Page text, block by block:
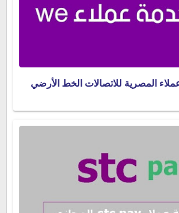
المصرية للاتصالات الخط الأرضي